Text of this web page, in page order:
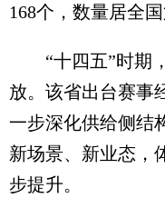
168个，数量居全国
“十四五”时期，
放。该省出台赛事
一步深化供给侧结
新场景、新业态，
步提升。